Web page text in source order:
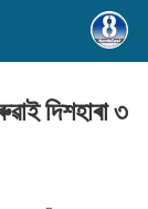
দিশহাৰা ৩